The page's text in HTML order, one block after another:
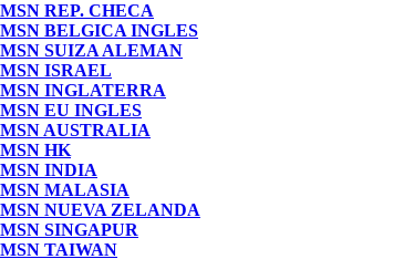
MSN REP. CHECA
MSN BELGICA INGLES
MSN SUIZA ALEMAN
MSN ISRAEL
MSN INGLATERRA
MSN EU INGLES
MSN AUSTRALIA
MSN HK
MSN INDIA
MSN MALASIA
MSN NUEVA ZELANDA
MSN SINGAPUR
MSN TAIWAN